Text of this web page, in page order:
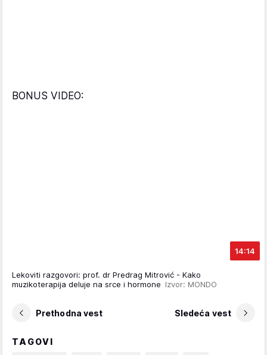
BONUS VIDEO:
14:14
Lekoviti razgovori: prof. dr Predrag Mitrović - Kako
muzikoterapija deluje na srce i hormone Izvor: MONDO
Prethodna vest Sledeća vest
TAGOVI